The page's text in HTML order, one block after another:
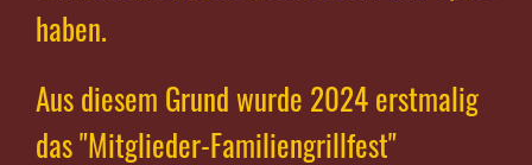
haben.
Aus diesem Grund wurde 2024 erstmalig
das "Mitglieder-Familiengrillfest"